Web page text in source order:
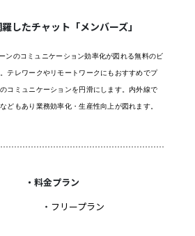
したチャット「メンバーズ」
ンのコミュニケーション効率化が図れる無料のビ
テレワークやリモートワークにもおすすめでプ
コミュニケーションを円滑にします。内外線で
どもあり業務効率化・生産性向上が図れます。
・料金プラン
・ フリープラン